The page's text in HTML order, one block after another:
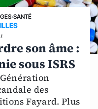
›SANTÉ
son âme :
sous ISRS
des
Fayard. Plus